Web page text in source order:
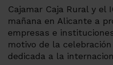
Cajamar Caja Rural y el
mañana en Alicante a
empresas e
motivo de la
dedicada a la